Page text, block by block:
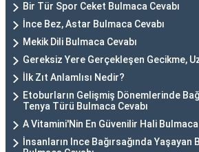
Bir Tür Spor Ceket Bulmaca Cevabı
İnce Bez, Astar Bulmaca Cevabı
Mekik Dili Bulmaca Cevabı
Gereksiz Yere Gerçekleşen Gecikme,
İlk Zıt Anlamlısı Nedir?
Etoburların Gelişmiş Dönemlerinde
Tenya Türü Bulmaca Cevabı
A Vitamini'Nin En Güvenilir Hali Bulmaca
İnsanların Ince Bağırsağında Yaşayan